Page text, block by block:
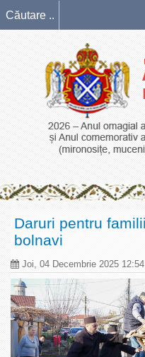
Daruri pentru
bolnavi
Joi, 04 Decembrie 2025 12:54